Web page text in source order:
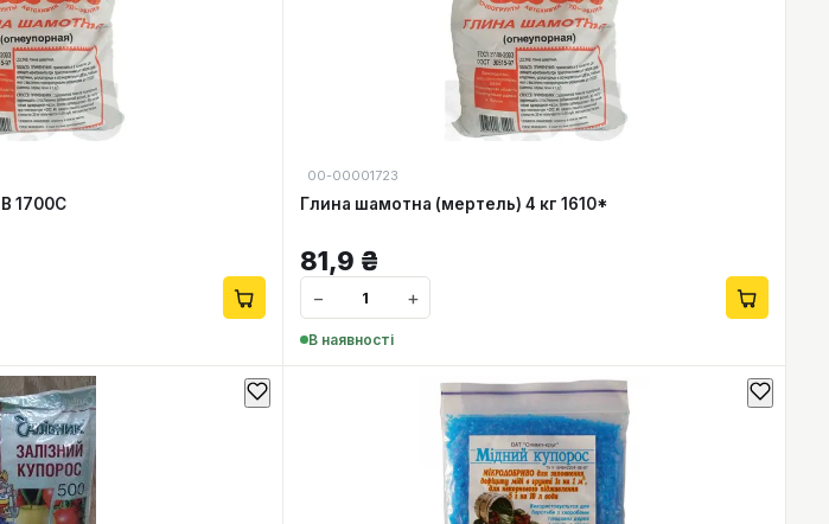
5кг ВВ 1700С
00-00001723
Глина шамотна (мертель) 4 кг 1610*
81,9 ₴
− +
В наявності